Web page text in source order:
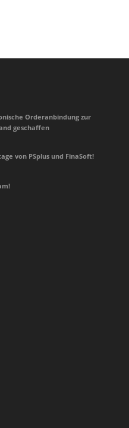
Orderanbindung zur
geschaffen
von PSplus und FinaSoft!